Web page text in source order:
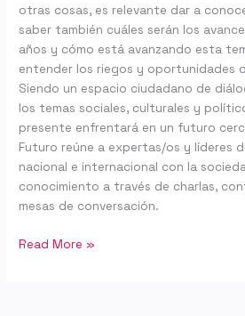
otras cosas, es relevante dar a
saber también cuáles serán los
años y cómo está avanzando esta
entender los riegos y oportunidades
Siendo un espacio ciudadano de
los temas sociales, culturales y
presente enfrentará en un futuro
Futuro reúne a expertas/os y líderes
nacional e internacional con la
conocimiento a través de charlas,
mesas de conversación.
Read More »